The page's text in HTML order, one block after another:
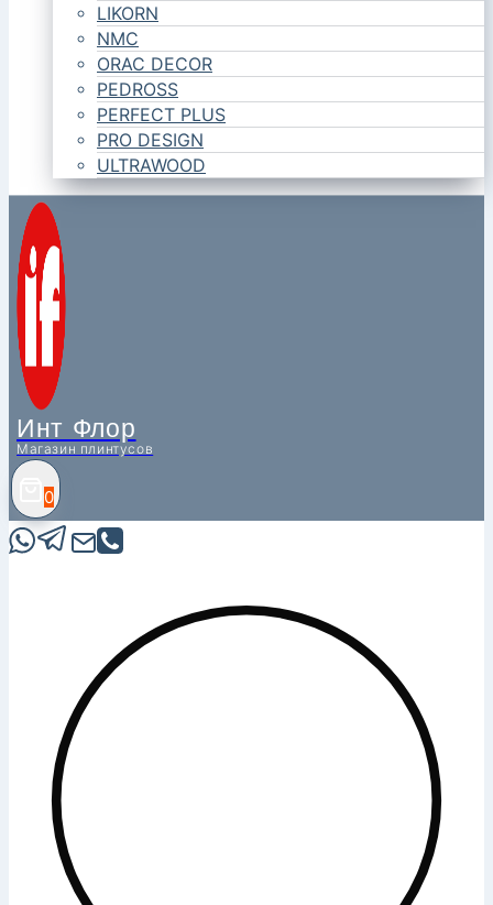
LIKORN
NMC
ORAC DECOR
PEDROSS
PERFECT PLUS
PRO DESIGN
ULTRAWOOD
Инт Флор
Магазин плинтусов
0